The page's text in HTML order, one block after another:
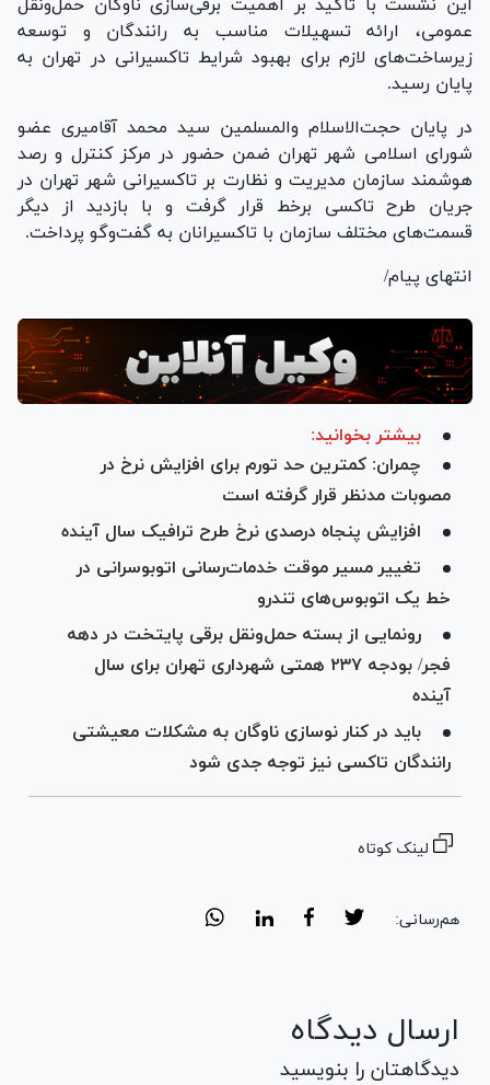
این نشست با تأکید بر اهمیت برقی‌سازی ناوگان حمل‌ونقل
عمومی، ارائه تسهیلات مناسب به رانندگان و توسعه
زیرساخت‌های لازم برای بهبود شرایط تاکسیرانی در تهران به
پایان رسید.
در پایان حجت‌الاسلام والمسلمین سید محمد آقامیری عضو
شورای اسلامی شهر تهران ضمن حضور در مرکز کنترل و رصد
هوشمند سازمان مدیریت و نظارت بر تاکسیرانی شهر تهران در
جریان طرح تاکسی برخط قرار گرفت و با بازدید از دیگر
قسمت‌های مختلف سازمان با تاکسیرانان به گفت‌و‌گو پرداخت.
انتهای پیام/
بیشتر بخوانید:
چمران: کمترین حد تورم برای افزایش نرخ در
مصوبات مدنظر قرار گرفته است
افزایش پنجاه درصدی نرخ طرح ترافیک سال آینده
تغییر مسیر موقت خدمات‌رسانی اتوبوسرانی در
خط یک اتوبوس‌های تندرو
رونمایی از بسته حمل‌و‌نقل برقی پایتخت در دهه
فجر/ بودجه ۲۳۷ همتی شهرداری تهران برای سال
آینده
باید در کنار نوسازی ناوگان به مشکلات معیشتی
رانندگان تاکسی نیز توجه جدی شود
لینک کوتاه
هم‌رسانی:
ارسال دیدگاه
دیدگاهتان را بنویسید